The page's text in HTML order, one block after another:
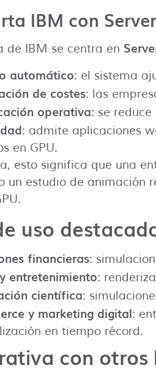
IBM con
de IBM se centra en
automático: el sistema
de costes: las
operativa: se
: admite aplicaciones
en GPU.
esto significa que una
un estudio de animación
uso
financieras:
entretenimiento:
científica:
y marketing digital:
en tiempo récord.
con otros